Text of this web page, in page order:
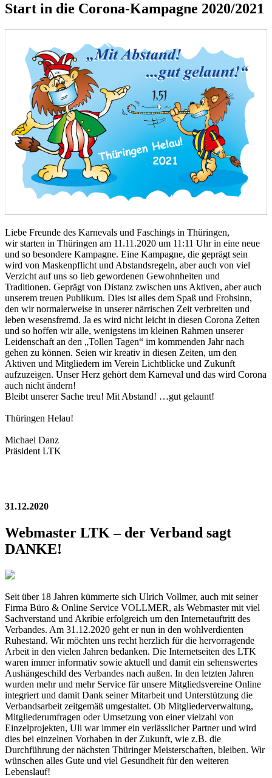
Start in die Corona-Kampagne 2020/2021
Liebe Freunde des Karnevals und Faschings in Thüringen,
wir starten in Thüringen am 11.11.2020 um 11:11 Uhr in eine neue
und so besondere Kampagne. Eine Kampagne, die geprägt sein
wird von Maskenpflicht und Abstandsregeln, aber auch von viel
Verzicht auf uns so lieb gewordenen Gewohnheiten und
Traditionen. Geprägt von Distanz zwischen uns Aktiven, aber auch
unserem treuen Publikum. Dies ist alles dem Spaß und Frohsinn,
den wir normalerweise in unserer närrischen Zeit verbreiten und
leben wesensfremd. Ja es wird nicht leicht in diesen Corona Zeiten
und so hoffen wir alle, wenigstens im kleinen Rahmen unserer
Leidenschaft an den „Tollen Tagen“ im kommenden Jahr nach
gehen zu können. Seien wir kreativ in diesen Zeiten, um den
Aktiven und Mitgliedern im Verein Lichtblicke und Zukunft
aufzuzeigen. Unser Herz gehört dem Karneval und das wird Corona
auch nicht ändern!
Bleibt unserer Sache treu! Mit Abstand! …gut gelaunt!
Thüringen Helau!
Michael Danz
Präsident LTK
31.12.2020
Webmaster LTK – der Verband sagt
DANKE!
Seit über 18 Jahren kümmerte sich Ulrich Vollmer, auch mit seiner
Firma Büro & Online Service VOLLMER, als Webmaster mit viel
Sachverstand und Akribie erfolgreich um den Internetauftritt des
Verbandes. Am 31.12.2020 geht er nun in den wohlverdienten
Ruhestand. Wir möchten uns recht herzlich für die hervorragende
Arbeit in den vielen Jahren bedanken. Die Internetseiten des LTK
waren immer informativ sowie aktuell und damit ein sehenswertes
Aushängeschild des Verbandes nach außen. In den letzten Jahren
wurden mehr und mehr Service für unsere Mitgliedsvereine Online
integriert und damit Dank seiner Mitarbeit und Unterstützung die
Verbandsarbeit zeitgemäß umgestaltet. Ob Mitgliederverwaltung,
Mitgliederumfragen oder Umsetzung von einer vielzahl von
Einzelprojekten, Uli war immer ein verlässlicher Partner und wird
dies bei einzelnen Vorhaben in der Zukunft, wie z.B. die
Durchführung der nächsten Thüringer Meisterschaften, bleiben. Wir
wünschen alles Gute und viel Gesundheit für den weiteren
Lebenslauf!